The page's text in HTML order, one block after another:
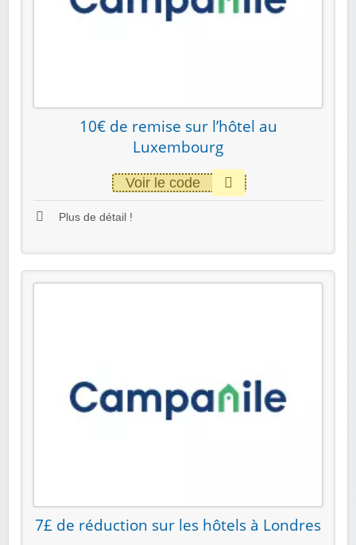
10€ de remise sur l’hôtel au
Luxembourg
Voir le code
Plus de détail !
7£ de réduction sur les hôtels à Londres